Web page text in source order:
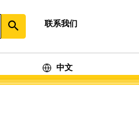
search 联系我们
中文